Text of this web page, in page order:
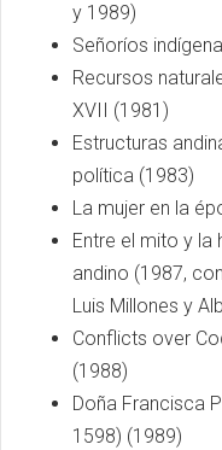
y 1989)
Señoríos
Recursos
XVII (1981)
Estructuras
política (1983)
La mujer en la
Entre el mito y la
andino (1987,
Luis Millones y
Conflicts over
(1988)
Doña Francisca
1598) (1989)